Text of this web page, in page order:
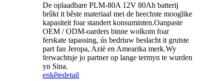
De oplaadbare PLM-80A 12V 80Ah batterij
brûkt it bêste materiaal mei de heechste mooglike
kapasiteit foar standert konsuminten.Oanpaste
OEM / ODM-oarders binne wolkom foar
ferskate tapassing, ús bedriuw beslacht it grutste
part fan Jeropa, Azië en Amearika merk.Wy
ferwachtsje jo partner op lange termyn te wurden
yn Sina.
enkêtedetail